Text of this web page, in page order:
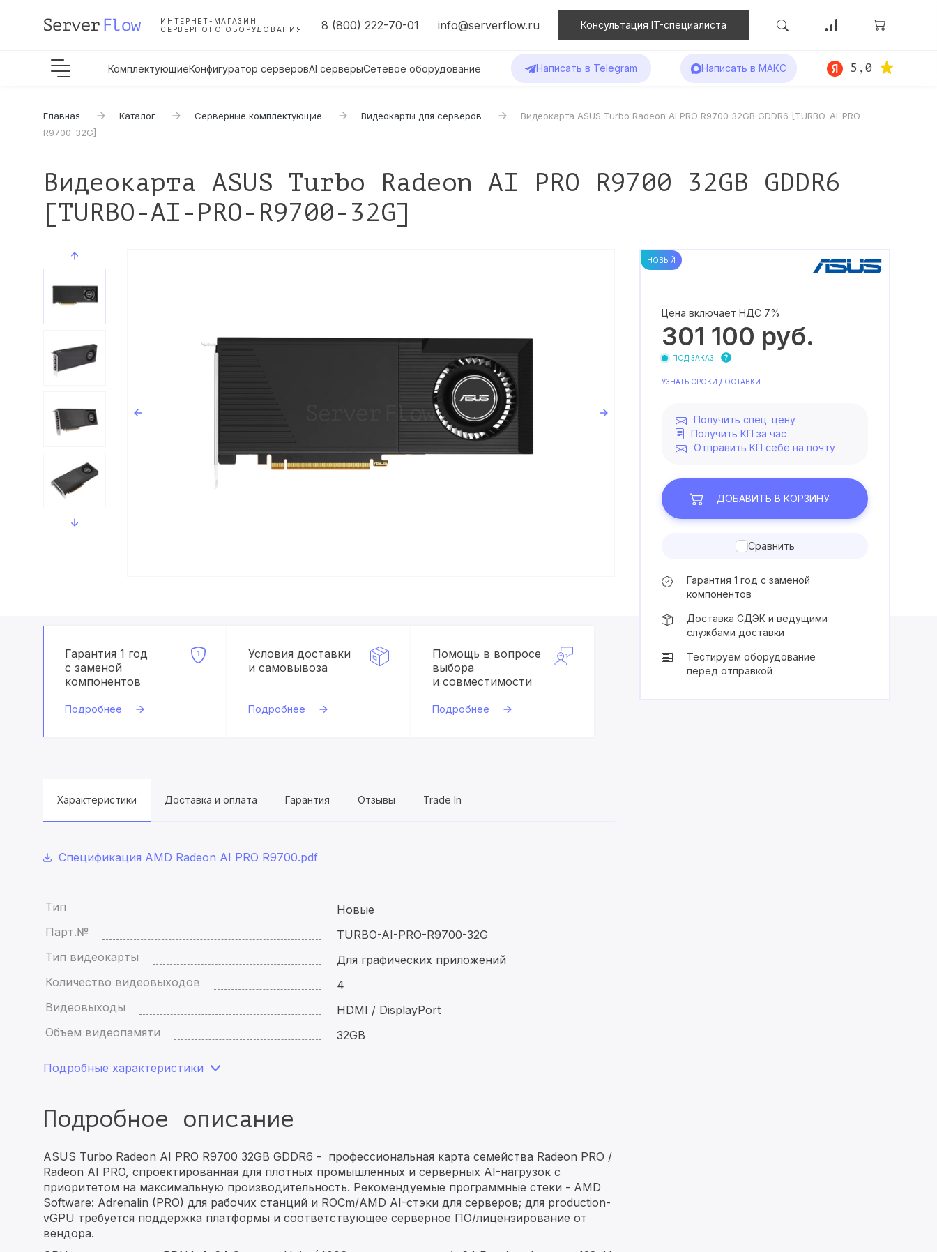
ИНТЕРНЕТ-МАГАЗИН
СЕРВЕРНОГО ОБОРУДОВАНИЯ
8 (800) 222-70-01 info@serverflow.ru Консультация IT-специалиста
КомплектующиеКонфигуратор серверовAI серверыСетевое оборудование Написать в Telegram Написать в МАКС 5,0
Главная Каталог Серверные комплектующие Видеокарты для серверов
Видеокарта ASUS Turbo Radeon AI PRO R9700 32GB GDDR6 [TURBO-AI-PRO-
R9700-32G]
Видеокарта ASUS Turbo Radeon AI PRO R9700 32GB GDDR6
[TURBO-AI-PRO-R9700-32G]
Гарантия 1 год
с заменой
компонентов
Подробнее
Условия доставки
и самовывоза
Подробнее
Помощь в вопросе
выбора
и совместимости
Подробнее
Характеристики Доставка и оплата Гарантия Отзывы Trade In
Спецификация AMD Radeon AI PRO R9700.pdf
Тип
Новые
Парт.№
TURBO-AI-PRO-R9700-32G
Тип видеокарты
Для графических приложений
Количество видеовыходов
4
Видеовыходы
HDMI / DisplayPort
Объем видеопамяти
32GB
Подробные характеристики
Подробное описание
ASUS Turbo Radeon AI PRO R9700 32GB GDDR6 - профессиональная карта семейства Radeon PRO /
Radeon AI PRO, спроектированная для плотных промышленных и серверных AI-нагрузок с
приоритетом на максимальную производительность. Рекомендуемые программные стеки - AMD
Software: Adrenalin (PRO) для рабочих станций и ROCm/AMD AI-стэки для серверов; для production-
vGPU требуется поддержка платформы и соответствующее серверное ПО/лицензирование от
вендора.
НОВЫЙ
Цена включает НДС 7%
301 100 руб.
ПОД ЗАКАЗ
УЗНАТЬ СРОКИ ДОСТАВКИ
Получить спец. цену
Получить КП за час
Отправить КП себе на почту
ДОБАВИТЬ В КОРЗИНУ
Сравнить
Гарантия 1 год с заменой
компонентов
Доставка СДЭК и ведущими
службами доставки
Тестируем оборудование
перед отправкой